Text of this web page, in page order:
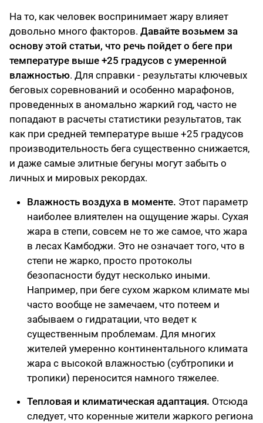
На то, как человек воспринимает жару влияет
довольно много факторов. Давайте возьмем за
основу этой статьи, что речь пойдет о беге при
температуре выше +25 градусов с умеренной
влажностью. Для справки - результаты ключевых
беговых соревнований и особенно марафонов,
проведенных в аномально жаркий год, часто не
попадают в расчеты статистики результатов, так
как при средней температуре выше +25 градусов
производительность бега существенно снижается,
и даже самые элитные бегуны могут забыть о
личных и мировых рекордах.
Влажность воздуха в моменте. Этот параметр
наиболее влиятелен на ощущение жары. Сухая
жара в степи, совсем не то же самое, что жара
в лесах Камбоджи. Это не означает того, что в
степи не жарко, просто протоколы
безопасности будут несколько иными.
Например, при беге сухом жарком климате мы
часто вообще не замечаем, что потеем и
забываем о гидратации, что ведет к
существенным проблемам. Для многих
жителей умеренно континентального климата
жара с высокой влажностью (субтропики и
тропики) переносится намного тяжелее.
Тепловая и климатическая адаптация. Отсюда
следует, что коренные жители жаркого региона